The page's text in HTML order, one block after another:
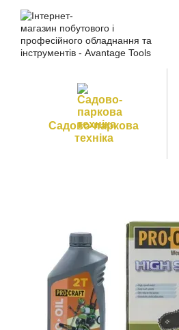
Перейти до основного контенту
Садово-паркова
техніка